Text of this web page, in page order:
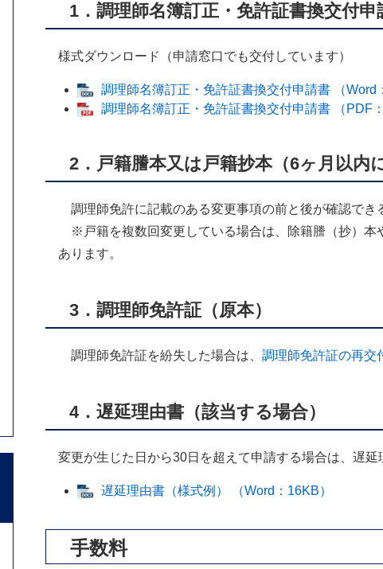
1．調理師名簿訂正・免許証書換交付申
様式ダウンロード（申請窓口でも交付しています）
調理師名簿訂正・免許証書換交付申請書 （Word
調理師名簿訂正・免許証書換交付申請書 （PDF
2．戸籍謄本又は戸籍抄本（6ヶ月以内
調理師免許に記載のある変更事項の前と後が確認でき
※戸籍を複数回変更している場合は、除籍謄（抄）本
あります。
3．調理師免許証（原本）
調理師免許証を紛失した場合は、 調理師免許証の再交
4．遅延理由書（該当する場合）
変更が生じた日から30日を超えて申請する場合は、遅延
遅延理由書（様式例） （Word：16KB）
手数料